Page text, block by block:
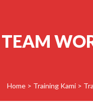
Home > Training Kami >